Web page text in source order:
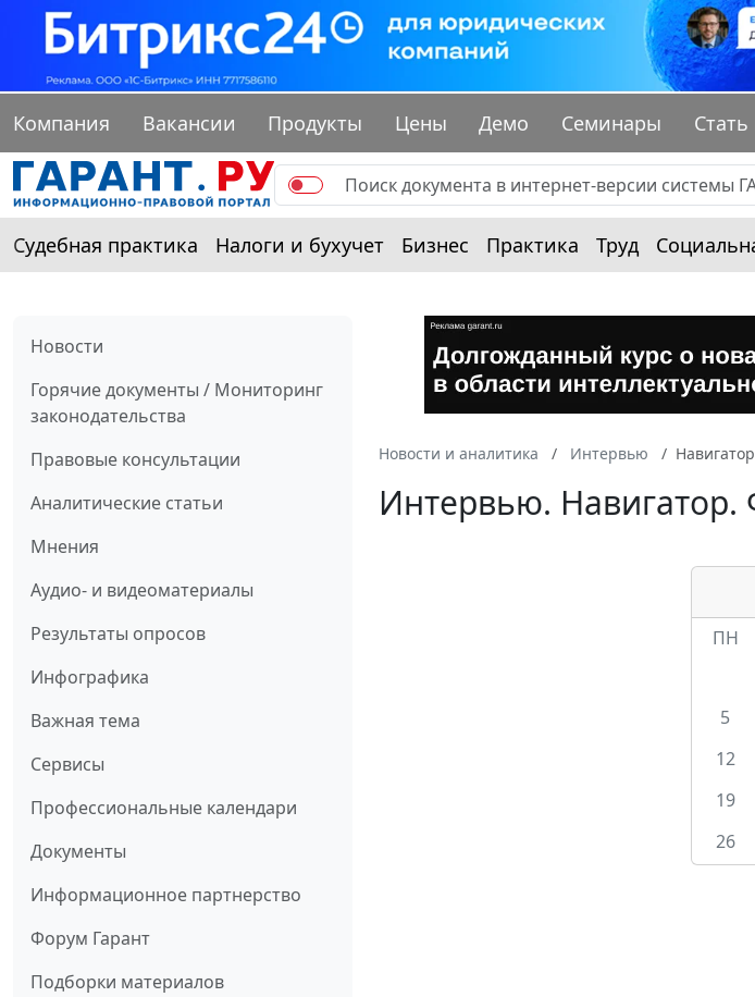
Компания Вакансии Продукты Цены Демо Семинары
Судебная практика Налоги и бухучет Бизнес Практика Труд
Новости
Горячие документы / Мониторинг
законодательства
Правовые консультации
Аналитические статьи
Мнения
Аудио- и видеоматериалы
Результаты опросов
Инфографика
Важная тема
Сервисы
Профессиональные календари
Документы
Информационное партнерство
Форум Гарант
Подборки материалов
Новости и аналитика Интервью
Интервью. Навигатор.
ПН
5
12
19
26